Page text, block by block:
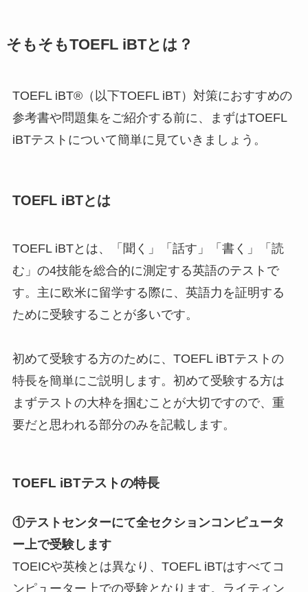
そもそもTOEFL iBTとは？
TOEFL iBT®（以下TOEFL iBT）対策におすすめの
参考書や問題集をご紹介する前に、まずはTOEFL
iBTテストについて簡単に見ていきましょう。
TOEFL iBTとは
TOEFL iBTとは、「聞く」「話す」「書く」「読
む」の4技能を総合的に測定する英語のテストで
す。主に欧米に留学する際に、英語力を証明する
ために受験することが多いです。
初めて受験する方のために、TOEFL iBTテストの
特長を簡単にご説明します。初めて受験する方は
まずテストの大枠を掴むことが大切ですので、重
要だと思われる部分のみを記載します。
TOEFL iBTテストの特長
①テストセンターにて全セクションコンピュータ
ー上で受験します
TOEICや英検とは異なり、TOEFL iBTはすべてコ
ンピューター上での受験となります。ライティン